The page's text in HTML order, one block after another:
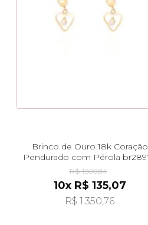
Brinco de Ouro 18k Coração
Pendurado com Pérola
R$ 1.500,84
10x R$ 135,07
R$ 1.350,76